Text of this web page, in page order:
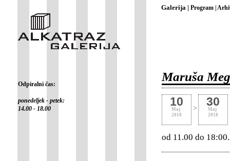
Galerija | Program |
Odpiralni čas:
ponedeljek - petek:
14.00 - 18.00
Maruša
10
Maj
2018
> 30
Maj
2018
od 11.00 do 18:00.